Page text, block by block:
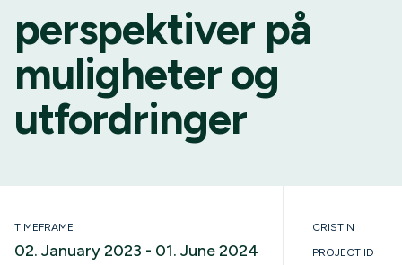
perspektiver på
muligheter og
utfordringer
TIMEFRAME
02. January 2023 - 01. June 2024
CRISTIN
PROJECT ID